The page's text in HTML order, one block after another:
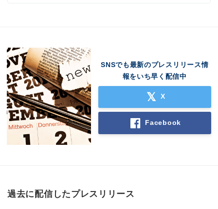
SNSでも最新のプレスリリース情
報をいち早く配信中
X
Facebook
過去に配信したプレスリリース